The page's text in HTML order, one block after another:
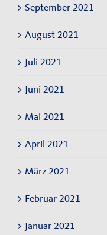
September 2021
August 2021
Juli 2021
Juni 2021
Mai 2021
April 2021
März 2021
Februar 2021
Januar 2021